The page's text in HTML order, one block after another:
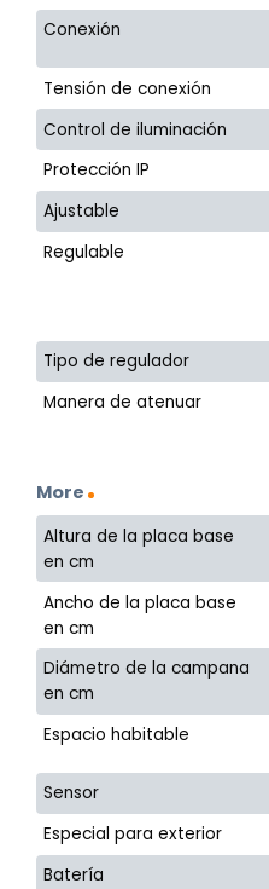
Conexión
Tensión de conexión
Control de iluminación
Protección IP
Ajustable
Regulable
Tipo de regulador
Manera de atenuar
More
Altura de la placa base
en cm
Ancho de la placa base
en cm
Diámetro de la campana
en cm
Espacio habitable
Sensor
Especial para exterior
Batería